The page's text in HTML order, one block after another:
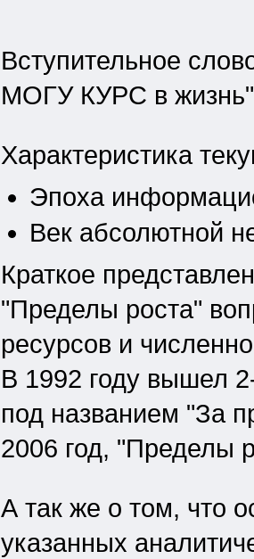
Вступительное
МОГУ КУРС в
Характеристика
Эпоха
Век абсолютной
Краткое
"Пределы роста"
ресурсов и
В 1992 году вышел
под названием "За
2006 год, "Пределы
А так же о том, что
указанных